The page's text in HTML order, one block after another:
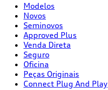
Modelos
Novos
Seminovos
Approved Plus
Venda Direta
Seguro
Oficina
Peças Originais
Connect Plug And Play